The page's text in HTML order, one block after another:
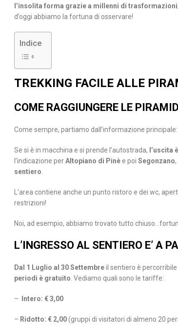
l’insolita forma grazie a millenni di trasformazioni
d’oggi abbiamo la fortuna di osservare!
Indice
TREKKING FACILE ALLE
COME RAGGIUNGERE LE
Come sempre, partiamo dall’informazione principale:
Se si è in macchina e si prende l’autostrada, l’uscita
l’indicazione perAltopiano di Pinèe poi Segonzano
sentiero.
L’area contiene anche un punto ristoro e dei wc,
restrizioni!
Noi, ad esempio, abbiamo trovato tutto
L’INGRESSO AL SENTIERO E’ A
Dal 1 Luglio al 30 Settembreil sentiero è percorribile
periodi è gratuito. Vediamo quali sono le tariffe:
– Intero: € 3,00
– Ridotto: € 2,00(gruppi di visitatori di almeno 20